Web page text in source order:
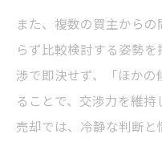
また、複数の買主から
らず比較検討する姿勢
渉で即決せず、「ほかの
ることで、交渉力を維
売却では、冷静な判断